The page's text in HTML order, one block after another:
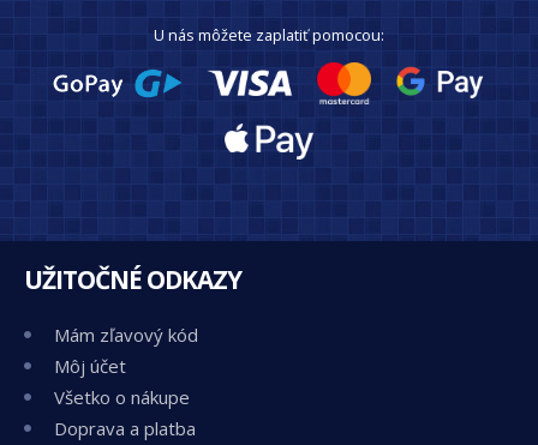
U nás môžete zaplatiť pomocou:
UŽITOČNÉ ODKAZY
Mám zľavový kód
Môj účet
Všetko o nákupe
Doprava a platba